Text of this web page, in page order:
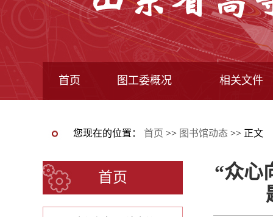
首页 图工委概况 相关文件
您现在的位置： 首页 >> 图书馆动态 >> 正文
首页
“众心